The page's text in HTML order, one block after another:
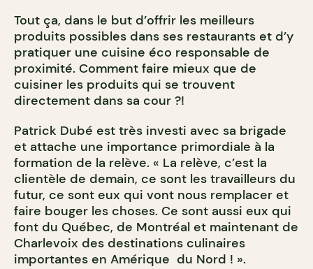
Tout ça, dans le but d’offrir les meilleurs
produits possibles dans ses restaurants et d’y
pratiquer une cuisine éco responsable de
proximité. Comment faire mieux que de
cuisiner les produits qui se trouvent
directement dans sa cour ?!
Patrick Dubé est très investi avec sa brigade
et attache une importance primordiale à la
formation de la relève. « La relève, c’est la
clientèle de demain, ce sont les travailleurs du
futur, ce sont eux qui vont nous remplacer et
faire bouger les choses. Ce sont aussi eux qui
font du Québec, de Montréal et maintenant de
Charlevoix des destinations culinaires
importantes en Amérique du Nord ! ».